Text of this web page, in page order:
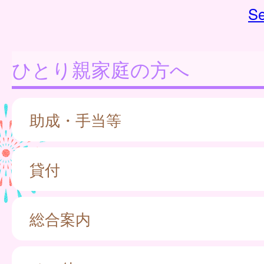
ひとり親家庭の方へ
助成・手当等
貸付
総合案内